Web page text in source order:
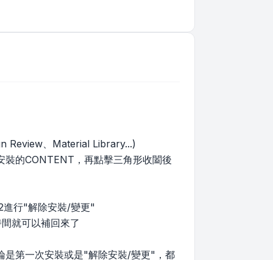
Review、Material Library...)
裝的CONTENT，再點擊三角形收闔後
進行"解除安裝/變更"
就可以補回來了
是第一次安裝或是"解除安裝/變更"，都